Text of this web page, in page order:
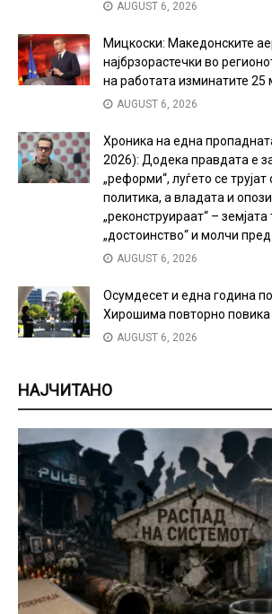
AUGUST 6, 2026
Мицкоски: Македонските
најбрзорастечки во
на работата изминатите 25
AUGUST 6, 2026
Хроника на една
2026): Додека правдата е
„реформи“, луѓето се
политика, а владата и
„реконструираат“ – земјата
„достоинство“ и молчи
AUGUST 6, 2026
Осумдесет и една година
Хирошима повторно
AUGUST 6, 2026
НАЈЧИТАНО